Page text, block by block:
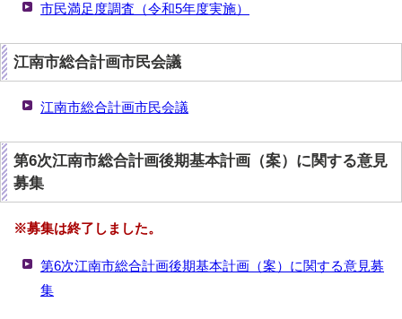
市民満足度調査（令和5年度実施）
江南市総合計画市民会議
江南市総合計画市民会議
第6次江南市総合計画後期基本計画（案）に関する意見
募集
※募集は終了しました。
第6次江南市総合計画後期基本計画（案）に関する意見募
集